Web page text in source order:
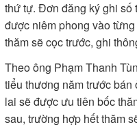
thứ tự. Đơn đăng ký ghi số
được niêm phong vào
thăm sẽ cọc trước, ghi
Theo ông Phạm Thanh
tiểu thương năm trước
lai sẽ được ưu tiên bốc
sau, trường hợp hết thăm